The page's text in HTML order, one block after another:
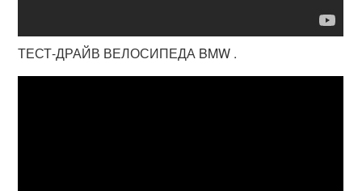
ТЕСТ-ДРАЙВ ВЕЛОСИПЕДА BMW .